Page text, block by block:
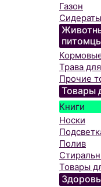
Газон
Сидераты
Трава
Прочие
Товары
Книги
Носки
Полив
Товары